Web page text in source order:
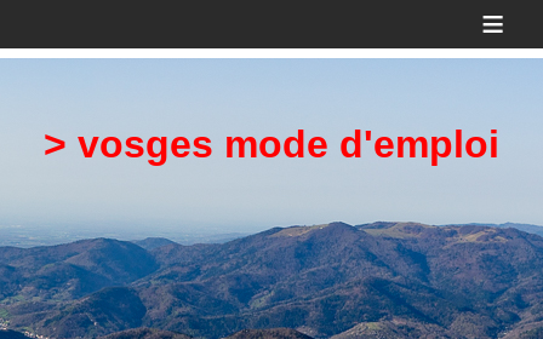
≡
> vosges mode d'emploi